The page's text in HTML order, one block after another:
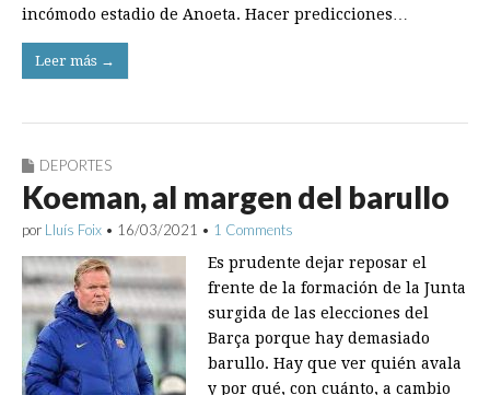
incómodo estadio de Anoeta. Hacer predicciones…
Leer más →
DEPORTES
Koeman, al margen del barullo
por Lluís Foix • 16/03/2021 • 1 Comments
Es prudente dejar reposar el
frente de la formación de la Junta
surgida de las elecciones del
Barça porque hay demasiado
barullo. Hay que ver quién avala
y por qué, con cuánto, a cambio